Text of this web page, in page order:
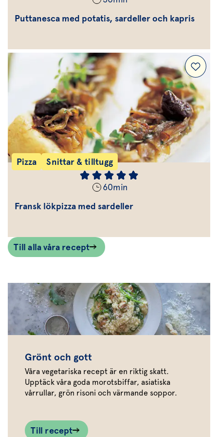
Puttanesca med potatis, sardeller och kapris
Pizza Snittar & tilltugg
60min
Fransk lökpizza med sardeller
Till alla våra recept
Grönt och gott
Våra vegetariska recept är en riktig skatt.
Upptäck våra goda morotsbiffar, asiatiska
vårrullar, grön risoni och värmande soppor.
Till recept